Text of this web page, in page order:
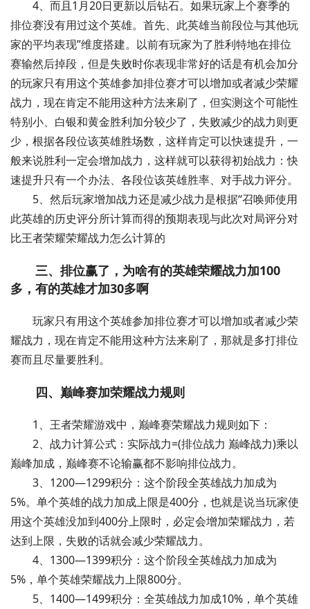
4、而且1月20日更新以后钻石。如果玩家上个赛季的
排位赛没有用过这个英雄。首先、此英雄当前段位与其他玩
家的平均表现”维度搭建。以前有玩家为了胜利特地在排位
赛输然后掉段，但是失败时你表现非常好的话是有机会加分
的玩家只有用这个英雄参加排位赛才可以增加或者减少荣耀
战力，现在肯定不能用这种方法来刷了，但实测这个可能性
特别小、白银和黄金胜利加分较少了，失败减少的战力则更
少，根据各段位该英雄胜场数，这样肯定可以快速提升，一
般来说胜利一定会增加战力，这样就可以获得初始战力：快
速提升只有一个办法、各段位该英雄胜率、对手战力评分。
5、然后玩家增加战力还是减少战力是根据“召唤师使用
此英雄的历史评分所计算而得的预期表现与此次对局评分对
比王者荣耀荣耀战力怎么计算的
三、排位赢了，为啥有的英雄荣耀战力加100
多，有的英雄才加30多啊
玩家只有用这个英雄参加排位赛才可以增加或者减少荣
耀战力，现在肯定不能用这种方法来刷了，那就是多打排位
赛而且尽量要胜利。
四、巅峰赛加荣耀战力规则
1、王者荣耀游戏中，巅峰赛荣耀战力规则如下：
2、战力计算公式：实际战力=(排位战力 巅峰战力)乘以
巅峰加成，巅峰赛不论输赢都不影响排位战力。
3、1200—1299积分：这个阶段全英雄战力加成为
5%。单个英雄的战力加成上限是400分，也就是说当玩家使
用这个英雄没加到400分上限时，必定会增加荣耀战力，若
达到上限，失败的话就会减少荣耀战力。
4、1300—1399积分：这个阶段全英雄战力加成为
5%，单个英雄荣耀战力上限800分。
5、1400—1499积分：全英雄战力加成10%，单个英雄